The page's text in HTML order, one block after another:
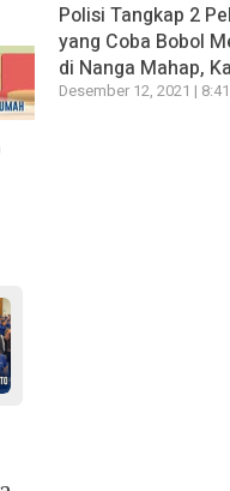
Polisi Tangkap 2
yang Coba Bobol
di Nanga Mahap,
Desember 12, 2021 |